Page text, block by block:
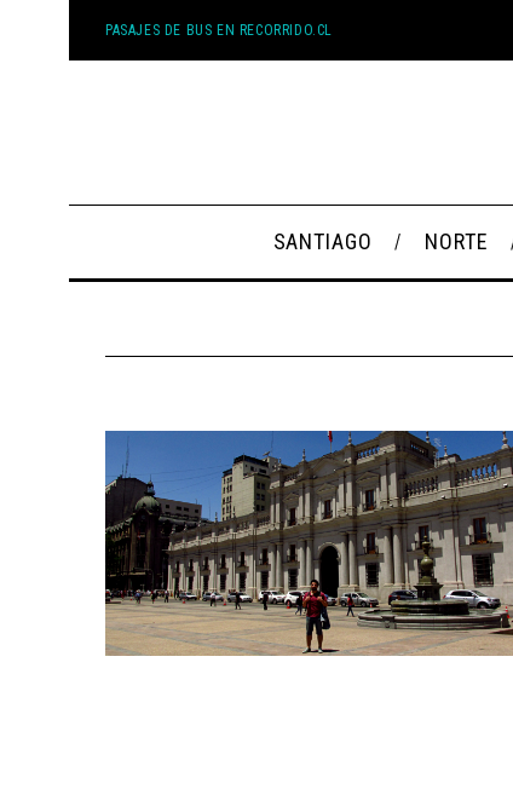
PASAJES DE BUS EN RECORRIDO.CL
SANTIAGO NORTE